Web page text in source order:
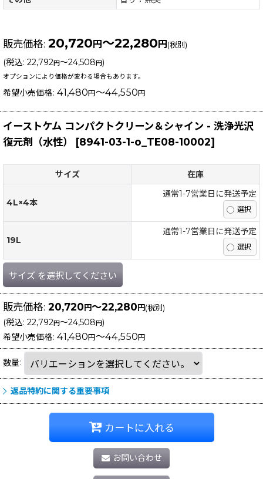
販売価格: 20,720円～22,280円(税別)
(税込: 22,792円～24,508円)
オプションにより価格が変わる場合もあります。
希望小売価格: 41,480 円 ～44,550 円
イーストケム コンパクトクリーン＆シャイン - 洗浄光沢
復元剤（水性）
[8941-03-1-o_TE08-10002]
サイズ 在庫
4L×4本
通常1-7営業日に発送予定
19L
通常1-7営業日に発送予定
サイズ を選択してください
販売価格: 20,720円～22,280円(税別)
(税込: 22,792円～24,508円)
希望小売価格: 41,480 円 ～44,550 円
数量:
返品特約に関する重要事項
カートに入れる
お問い合わせ